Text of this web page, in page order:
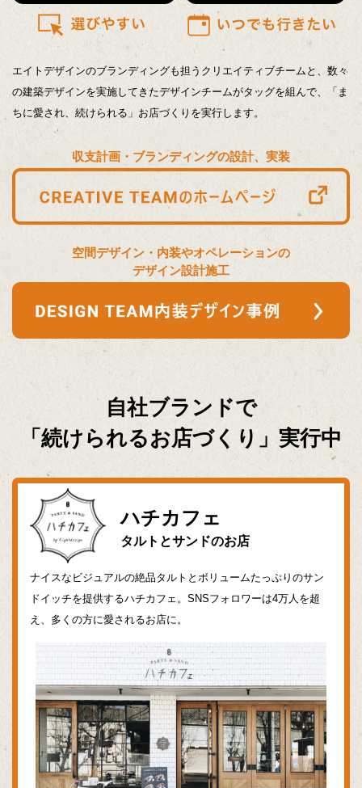
エイトデザインのブランディングも担うクリエイティブチームと、数々
の建築デザインを実施してきたデザインチームがタッグを組んで、「ま
ちに愛され、続けられる」お店づくりを実行します。
収支計画・ブランディングの設計、実装
空間デザイン・内装やオペレーションの
デザイン設計施工
自社ブランドで
「続けられるお店づくり」実行中
ハチカフェ
タルトとサンドのお店
ナイスなビジュアルの絶品タルトとボリュームたっぷりのサン
ドイッチを提供するハチカフェ。SNSフォロワーは4万人を超
え、多くの方に愛されるお店に。